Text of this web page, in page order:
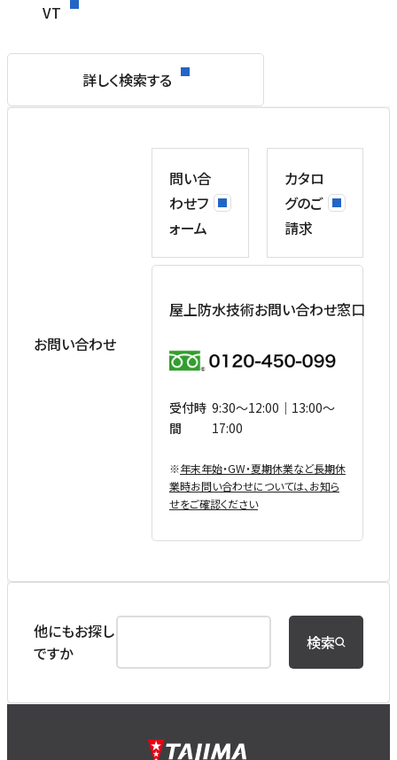
VT
詳しく検索する
お問い合わせ
問い合
わせフ
ォーム
カタロ
グのご
請求
屋上防水技術お問い合わせ窓口
受付時
間
9:30〜12:00｜13:00〜
17:00
※年末年始・GW・夏期休業など⻑期休
業時お問い合わせについては、お知ら
せをご確認ください
他にもお探し
ですか
検索